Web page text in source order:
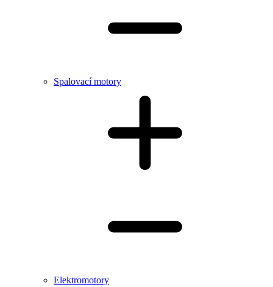
Spalovací motory
Elektromotory